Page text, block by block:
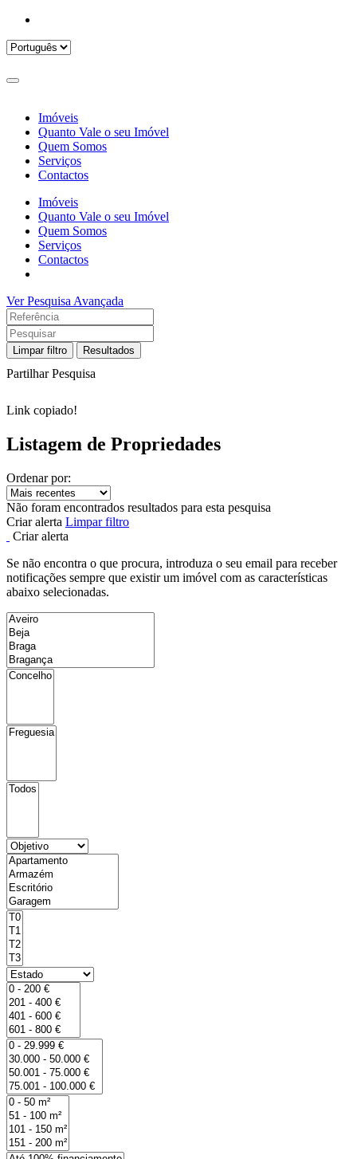
Imóveis
Quanto Vale o seu Imóvel
Quem Somos
Serviços
Contactos
Imóveis
Quanto Vale o seu Imóvel
Quem Somos
Serviços
Contactos
Ver Pesquisa Avançada
Limpar filtro Resultados
Partilhar Pesquisa
Link copiado!
Listagem de Propriedades
Ordenar por:
Não foram encontrados resultados para esta pesquisa
Criar alerta Limpar filtro
Criar alerta
Se não encontra o que procura, introduza o seu email para receber
notificações sempre que existir um imóvel com as características
abaixo selecionadas.